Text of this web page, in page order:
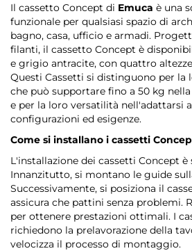
Il cassetto Concept di Emuca è una
funzionale per qualsiasi spazio di
bagno, casa, ufficio e armadi.
filanti, il cassetto Concept è
e grigio antracite, con quattro altezze
Questi Cassetti si distinguono per la
che può supportare fino a 50 kg
e per la loro versatilità nell'adattarsi
configurazioni ed esigenze.
Come si installano i cassetti
L'installazione dei cassetti Concept è
Innanzitutto, si montano le guide
Successivamente, si posiziona il
assicura che pattini senza problemi.
per ottenere prestazioni ottimali. I
richiedono la prelavorazione della
velocizza il processo di montaggio.